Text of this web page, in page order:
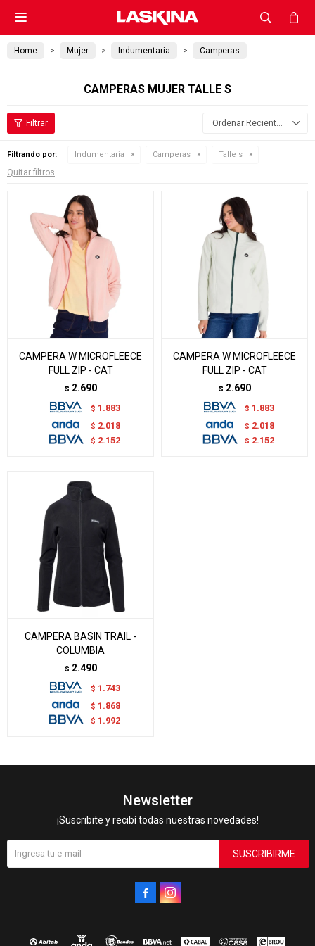

Home Mujer Indumentaria Camperas
CAMPERAS MUJER TALLE S
Recientes
Filtrando por: Indumentaria Camperas Talle s
Quitar filtros
CAMPERA W MICROFLEECE
FULL ZIP - CAT
$ 2.690
$ 1.883
$ 2.018
$ 2.152
CAMPERA W MICROFLEECE
FULL ZIP - CAT
$ 2.690
$ 1.883
$ 2.018
$ 2.152
CAMPERA BASIN TRAIL -
COLUMBIA
$ 2.490
$ 1.743
$ 1.868
$ 1.992
Newsletter
¡Suscribite y recibí todas nuestras novedades!
SUSCRIBIRME
 